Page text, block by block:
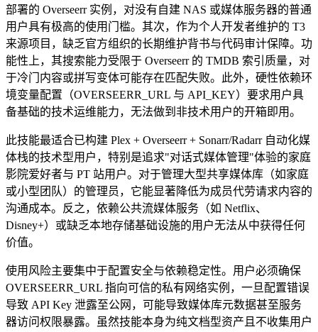
部署的 Overseerr 实例，对没有自建 NAS 或媒体服务器的普通
用户具有极高的使用门槛。其次，作为个人开发者维护的 T3
来源项目，缺乏官方组织的长期维护背书与代码审计保障。功
能性上，其搜索能力受限于 Overseerr 的 TMDB 索引质量，对
于冷门内容或拼写变体可能存在匹配失败。此外，硬性依赖环
境变量配置（OVERSEERR_URL 与 API_KEY）要求用户具
备基础的技术运维能力，无法做到非技术用户的开箱即用。
此技能最适合已构建 Plex + Overseerr + Sonarr/Radarr 自动化媒
体栈的技术型用户，特别是追求"对话式媒体管理"体验的家庭
影院爱好者与 PT 站用户。对于管理大型共享媒体库（如家庭
或小型团队）的管理员，它能显著降低为成员代劳请求内容的
沟通成本。反之，依赖公共流媒体服务（如 Netflix、
Disney+）或缺乏本地存储基础设施的用户无法从中获得任何
价值。
使用风险主要集中于配置安全与依赖稳定性。用户必须确保
OVERSEERR_URL 指向可信的私有网络实例，一旦配置错误
导致 API Key 泄露至公网，可能导致媒体库元数据甚至服务
器访问权限暴露。虽然技能本身为纯文档型资产且不收集用户